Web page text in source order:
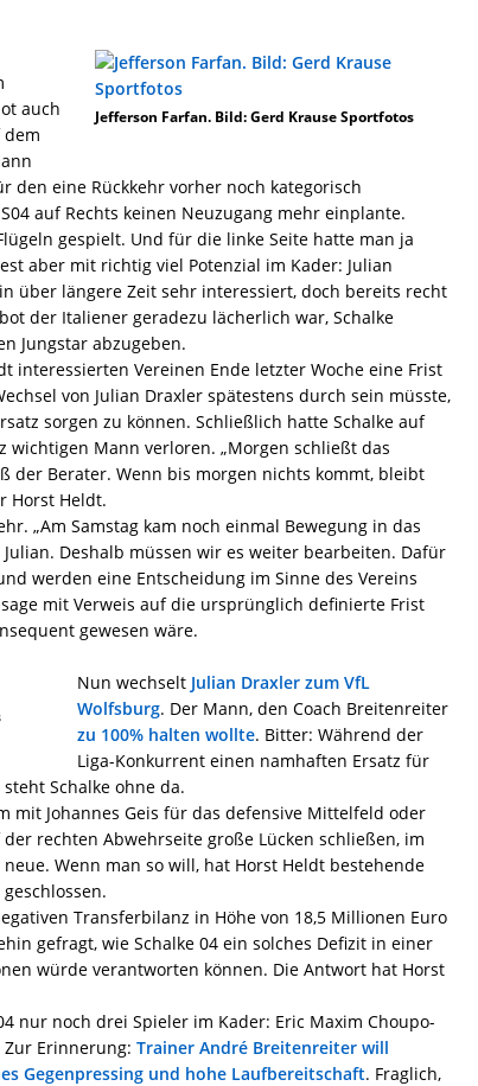
Jefferson Farfan. Bild: Gerd Krause Sportfotos
auch
dem
den eine Rückkehr vorher noch kategorisch
auf Rechts keinen Neuzugang mehr einplante.
gespielt. Und für die linke Seite hatte man ja
aber mit richtig viel Potenzial im Kader: Julian
über längere Zeit sehr interessiert, doch bereits recht
der Italiener geradezu lächerlich war, Schalke
Jungstar abzugeben.
interessierten Vereinen Ende letzter Woche eine Frist
von Julian Draxler spätestens durch sein müsste,
sorgen zu können. Schließlich hatte Schalke auf
wichtigen Mann verloren. „Morgen schließt das
der Berater. Wenn bis morgen nichts kommt, bleibt
Horst Heldt.
„Am Samstag kam noch einmal Bewegung in das
Deshalb müssen wir es weiter bearbeiten. Dafür
werden eine Entscheidung im Sinne des Vereins
mit Verweis auf die ursprünglich definierte Frist
gewesen wäre.
Nun wechselt Julian Draxler zum VfL
Wolfsburg. Der Mann, den Coach Breitenreiter
zu 100% halten wollte. Bitter: Während der
Liga-Konkurrent einen namhaften Ersatz für
Schalke ohne da.
mit Johannes Geis für das defensive Mittelfeld oder
rechten Abwehrseite große Lücken schließen, im
Wenn man so will, hat Horst Heldt bestehende
Transferbilanz in Höhe von 18,5 Millionen Euro
gefragt, wie Schalke 04 ein solches Defizit in einer
würde verantworten können. Die Antwort hat Horst
nur noch drei Spieler im Kader: Eric Maxim Choupo-
Zur Erinnerung: Trainer André Breitenreiter will
Gegenpressing und hohe Laufbereitschaft. Fraglich,